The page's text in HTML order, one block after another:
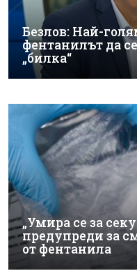
Безлов: Най-
фентанилът да
„билка“
„Умира се за
предупреди за
от фентанила